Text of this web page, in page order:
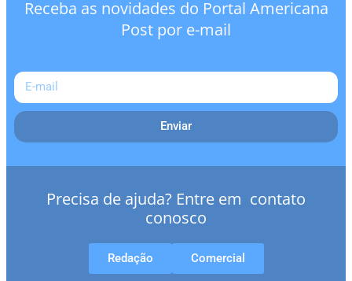
Receba as novidades do Portal Americana
Post por e-mail
Enviar
Precisa de ajuda? Entre em contato
conosco
Redação Comercial